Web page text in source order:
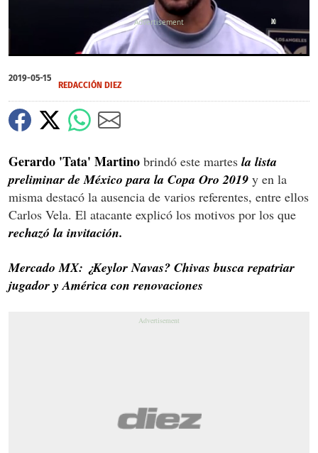
seconds
of
minutes,
3
seconds
X
2019-05-15
REDACCIÓN DIEZ
Gerardo 'Tata' Martino brindó este martes la lista
preliminar de México para la Copa Oro 2019 y en la
misma destacó la ausencia de varios referentes, entre ellos
Carlos Vela. El atacante explicó los motivos por los que
rechazó la invitación.
Mercado MX: ¿Keylor Navas? Chivas busca repatriar
jugador y América con renovaciones